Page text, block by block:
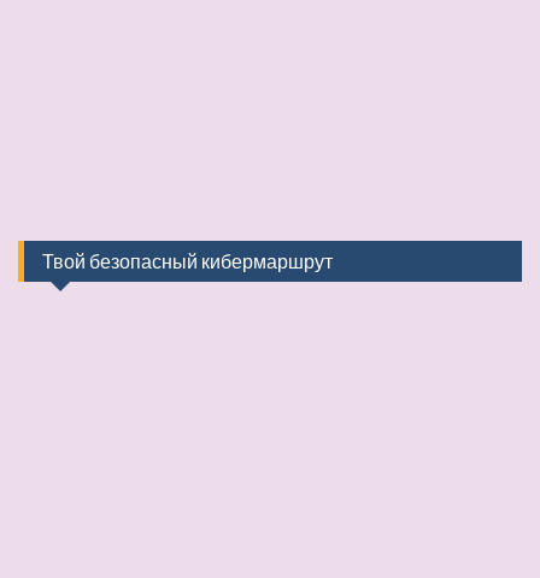
Твой безопасный кибермаршрут